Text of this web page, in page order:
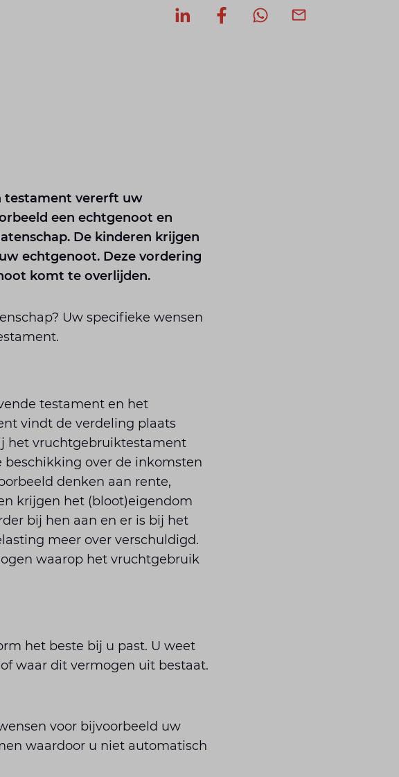
testament vererft uw
een echtgenoot en
De kinderen krijgen
echtgenoot. Deze vordering
komt te overlijden.
Uw specifieke wensen
testament en het
vindt de verdeling plaats
het vruchtgebruiktestament
over de inkomsten
denken aan rente,
krijgen het (bloot)eigendom
bij hen aan en er is bij het
meer over verschuldigd.
waarop het vruchtgebruik
het beste bij u past. U weet
waar dit vermogen uit bestaat.
voor bijvoorbeeld uw
waardoor u niet automatisch